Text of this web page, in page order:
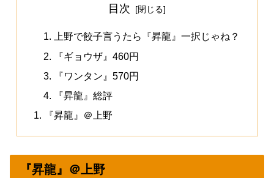
目次
上野で餃子言うたら『昇龍』一択じゃね？
『ギョウザ』460円
『ワンタン』570円
『昇龍』総評
『昇龍』＠上野
『昇龍』＠上野